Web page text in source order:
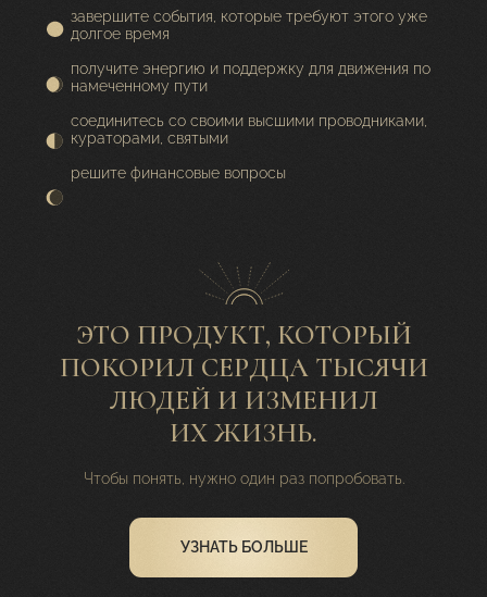
Чтобы понять, нужно один раз попробовать.
УЗНАТЬ БОЛЬШЕ
завершите события, которые требуют этого уже
долгое время
получите энергию и поддержку для движения по
намеченному пути
соединитесь со своими высшими проводниками,
кураторами, святыми
решите финансовые вопросы
ЭТО ПРОДУКТ, КОТОРЫЙ
ПОКОРИЛ СЕРДЦА ТЫСЯЧИ
ЛЮДЕЙ И ИЗМЕНИЛ
ИХ ЖИЗНЬ.